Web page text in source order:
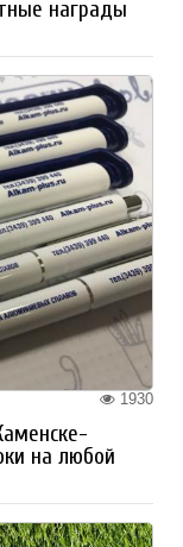
награды
1930
на любой